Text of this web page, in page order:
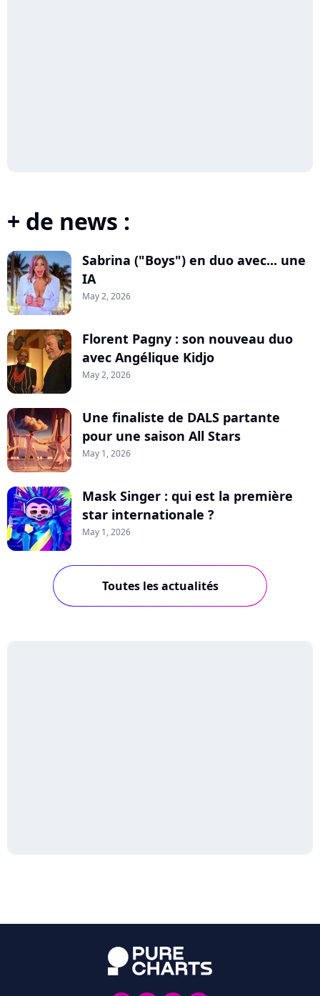
+ de news :
Sabrina ("Boys") en duo avec... une
IA
May 2, 2026
Florent Pagny : son nouveau duo
avec Angélique Kidjo
May 2, 2026
Une finaliste de DALS partante
pour une saison All Stars
May 1, 2026
Mask Singer : qui est la première
star internationale ?
May 1, 2026
Toutes les actualités